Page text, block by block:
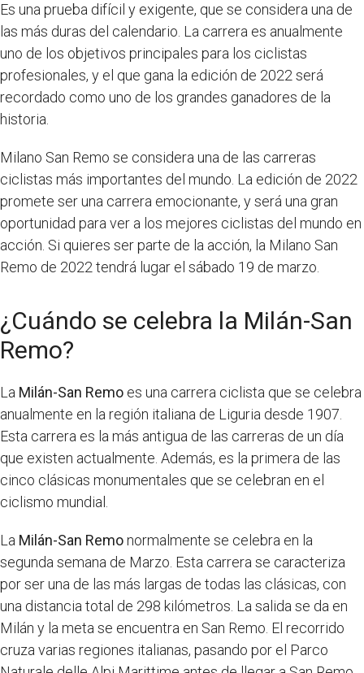
Es una prueba difícil y exigente, que se considera una de
las más duras del calendario. La carrera es anualmente
uno de los objetivos principales para los ciclistas
profesionales, y el que gana la edición de 2022 será
recordado como uno de los grandes ganadores de la
historia.
Milano San Remo se considera una de las carreras
ciclistas más importantes del mundo. La edición de 2022
promete ser una carrera emocionante, y será una gran
oportunidad para ver a los mejores ciclistas del mundo en
acción. Si quieres ser parte de la acción, la Milano San
Remo de 2022 tendrá lugar el sábado 19 de marzo.
¿Cuándo se celebra la Milán-San
Remo?
La Milán-San Remo es una carrera ciclista que se celebra
anualmente en la región italiana de Liguria desde 1907.
Esta carrera es la más antigua de las carreras de un día
que existen actualmente. Además, es la primera de las
cinco clásicas monumentales que se celebran en el
ciclismo mundial.
La Milán-San Remonormalmente se celebra en la
segunda semana de Marzo. Esta carrera se caracteriza
por ser una de las más largas de todas las clásicas, con
una distancia total de 298 kilómetros. La salida se da en
Milán y la meta se encuentra en San Remo. El recorrido
cruza varias regiones italianas, pasando por el Parco